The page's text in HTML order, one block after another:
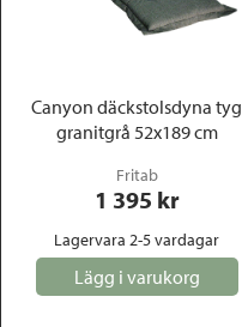
Canyon däckstolsdyna tyg
granitgrå 52x189 cm
Fritab
1 395 kr
Lagervara 2-5 vardagar
Lägg i varukorg